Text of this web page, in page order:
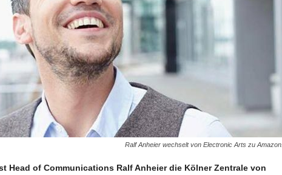
Ralf Anheier wechselt von Electronic Arts zu Amazon.
Head of Communications Ralf Anheier die Kölner Zentrale von